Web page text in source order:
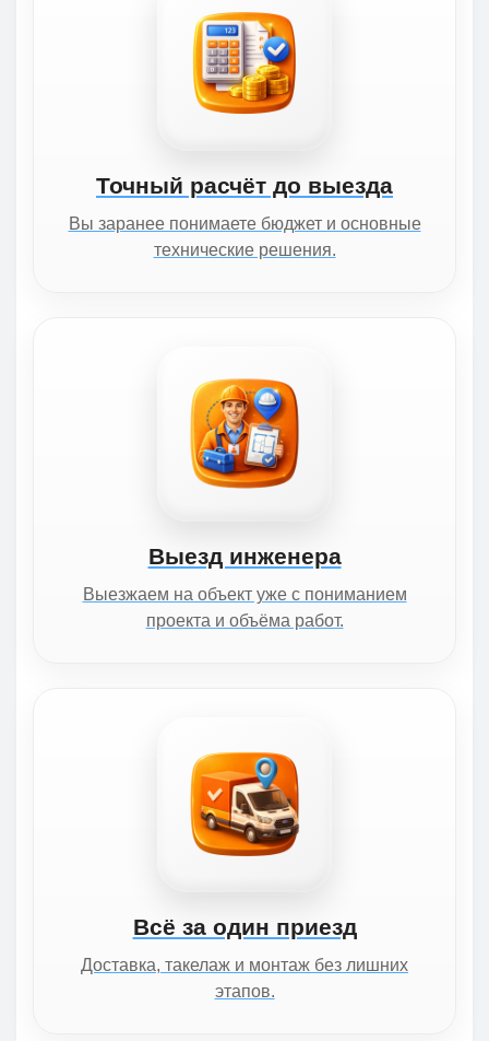
Точный расчёт до выезда
Вы заранее понимаете бюджет и основные
технические решения.
Выезд инженера
Выезжаем на объект уже с пониманием
проекта и объёма работ.
Всё за один приезд
Доставка, такелаж и монтаж без лишних
этапов.